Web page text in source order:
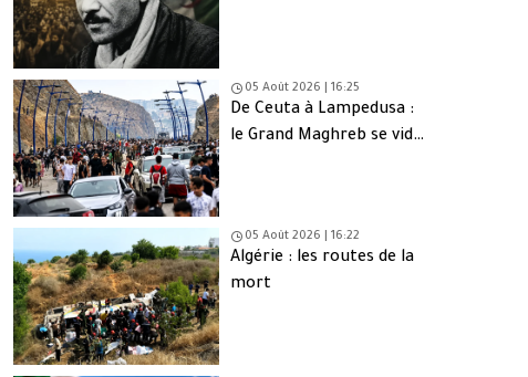
05 Août 2026 | 16:25
De Ceuta à Lampedusa :
le Grand Maghreb se vide
05 Août 2026 | 16:22
Algérie : les routes de la
mort